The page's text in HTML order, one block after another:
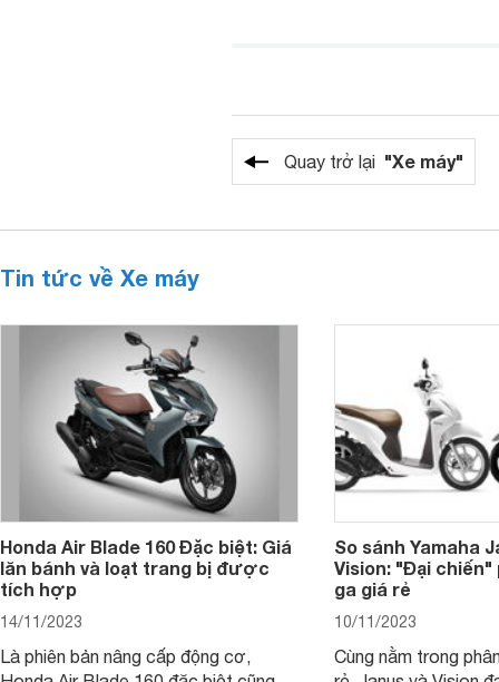
Quay trở lại "Xe máy"
Tin tức về Xe máy
Honda Air Blade 160 Đặc biệt: Giá
lăn bánh và loạt trang bị được
tích hợp
14/11/2023
Là phiên bản nâng cấp động cơ,
So sánh Yamaha
Vision: "Đại chiến"
ga giá rẻ
10/11/2023
Cùng nằm trong